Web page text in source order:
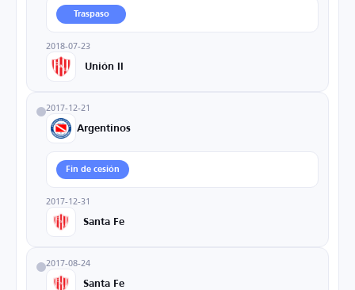
Traspaso
2018-07-23
Unión II
2017-12-21
Argentinos
Fin de cesión
2017-12-31
Santa Fe
2017-08-24
Santa Fe